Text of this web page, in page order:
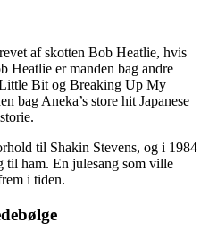
af skotten Bob Heatlie, hvis
Heatlie er manden bag andre
Bit og Breaking Up My
bag Aneka’s store hit Japanese
til Shakin Stevens, og i 1984
til ham. En julesang som ville
i tiden.